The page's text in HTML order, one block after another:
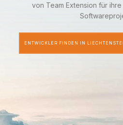
von Team Extension für
ENTWICKLER FINDEN IN